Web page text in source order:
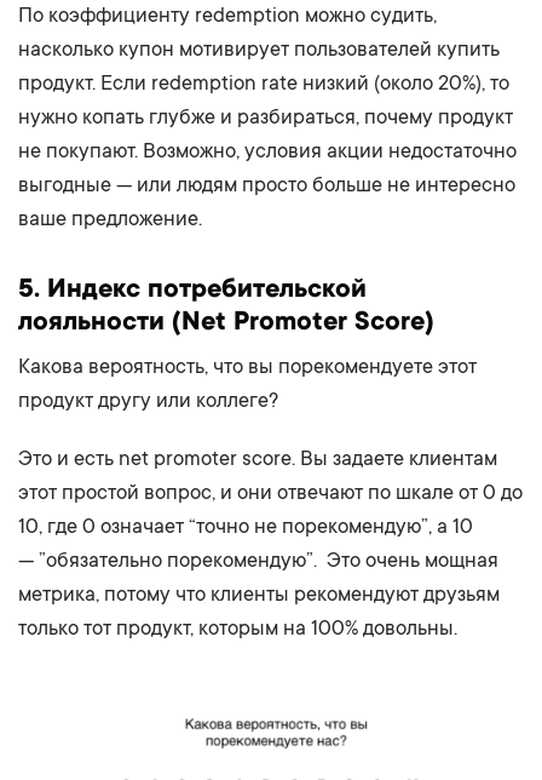
По коэффициенту redemption можно судить,
насколько купон мотивирует пользователей купить
продукт. Если redemption rate низкий (около 20%), то
нужно копать глубже и разбираться, почему продукт
не покупают. Возможно, условия акции недостаточно
выгодные — или людям просто больше не интересно
ваше предложение.
5. Индекс потребительской
лояльности (Net Promoter Score)
Какова вероятность, что вы порекомендуете этот
продукт другу или коллеге?
Это и есть net promoter score. Вы задаете клиентам
этот простой вопрос, и они отвечают по шкале от 0 до
10, где 0 означает “точно не порекомендую”, а 10
— ”обязательно порекомендую”. Это очень мощная
метрика, потому что клиенты рекомендуют друзьям
только тот продукт, которым на 100% довольны.